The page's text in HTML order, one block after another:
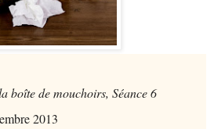
boîte de mouchoirs, Séance 6
2013